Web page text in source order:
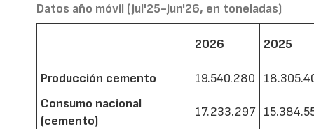
Datos año móvil (jul'25-jun'26, en toneladas)
2026 2025
Producción cemento 19.540.280
Consumo nacional
(cemento)
17.233.297